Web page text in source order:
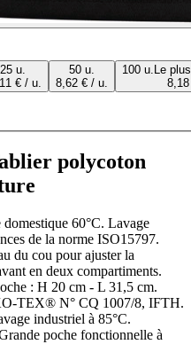
25 u.
€ / u.
50 u.
8,62 € / u.
100 u. Le
polycoton
60°C. Lavage
de la norme ISO15797.
du cou pour ajuster la
en deux compartiments.
: H 20 cm - L 31,5 cm.
TEX® N° CQ 1007/8, IFTH.
industriel à 85°C.
poche fonctionnelle à